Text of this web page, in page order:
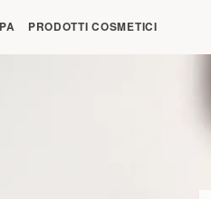
PRODOTTI COSMETICI